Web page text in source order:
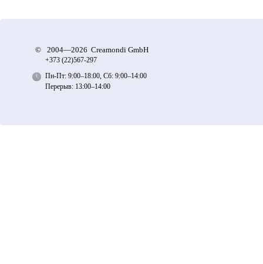
© 2004—2026 Creamondi GmbH
+373 (22)567-297
Пн-Пт: 9:00–18:00, Сб: 9:00–14:00
Перерыв: 13:00–14:00